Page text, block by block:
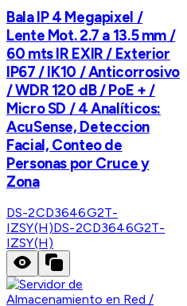
Bala IP 4 Megapixel /
Lente Mot. 2.7 a 13.5 mm /
60 mts IR EXIR / Exterior
IP67 / IK10 / Anticorrosivo
/ WDR 120 dB / PoE + /
Micro SD / 4 Analíticos:
AcuSense, Deteccion
Facial, Conteo de
Personas por Cruce y
Zona
DS-2CD3646G2T-
IZSY(H)DS-2CD3646G2T-
IZSY(H)